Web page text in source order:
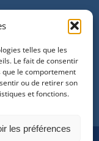
telles que les
Le fait de consentir
le comportement
ou de retirer son
et fonctions.
les préférences